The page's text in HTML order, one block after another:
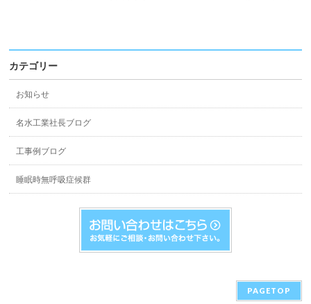
カテゴリー
お知らせ
名水工業社長ブログ
工事例ブログ
睡眠時無呼吸症候群
PAGETOP